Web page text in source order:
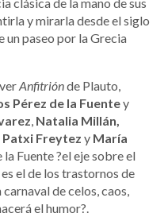
clásica de la mano de sus
y mirarla desde el siglo
un paseo por la Grecia
Anfitriónde Plauto,
Pérez de la Fuentey
, Natalia Millán,
Patxi Freytez y María
la Fuente ?el eje sobre el
el de los trastornos de
de celos, caos,
el humor?.